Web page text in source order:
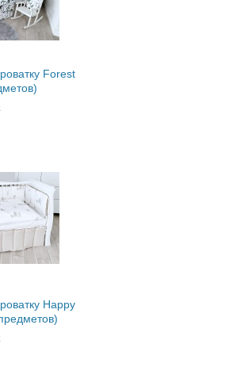
Forest
Happy